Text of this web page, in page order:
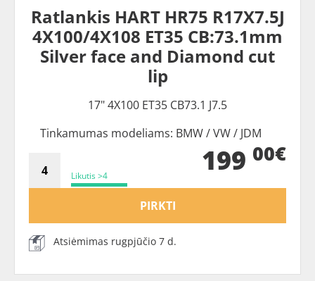
Ratlankis HART HR75 R17X7.5J
4X100/4X108 ET35 CB:73.1mm
Silver face and Diamond cut
lip
17" 4X100 ET35 CB73.1 J7.5
Tinkamumas modeliams: BMW / VW / JDM
Likutis >4 199 00€
PIRKTI
Atsiėmimas rugpjūčio 7 d.